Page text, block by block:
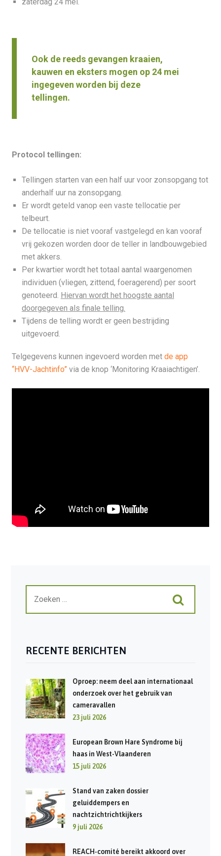
zaterdag 24 mei.
Ook de reeds gevangen kraaien,
kauwen en eksters mogen op 24 mei
ingegeven worden bij deze
tellingen.
Protocol tellingen:
Tellingen starten van een half uur voor zonsopgang tot
anderhalf uur na zonsopgang.
Er wordt geteld vanop een vaste tellocatie per
telbeurt.
De tellocatie is niet vooraf vastgelegd en kan vooraf
vrij gekozen worden door de teller in landbouwgebied
met akkers.
Per kwartier wordt het totaal aantal waargenomen
individuen (vliegen, zittend, foeragerend) per soort
genoteerd. Hiervan wordt het hoogste aantal
doorgegeven als finale telling.
Tijdens de telling wordt er geen bestrijding
uitgevoerd.
Telgegevens kunnen ingevoerd worden metde app
“HVV-Jachtinfo”via de knop ‘Monitoring Kraaiachtigen’.
RECENTE BERICHTEN
Oproep: neem deel aan internationaal
onderzoek over het gebruik van
cameravallen
23 juli 2026
European Brown Hare Syndrome bij
haas in West-Vlaanderen
15 juli 2026
Stand van zaken dossier
geluiddempers en
nachtzichtrichtkijkers
9 juli 2026
REACH-comité bereikt akkoord over